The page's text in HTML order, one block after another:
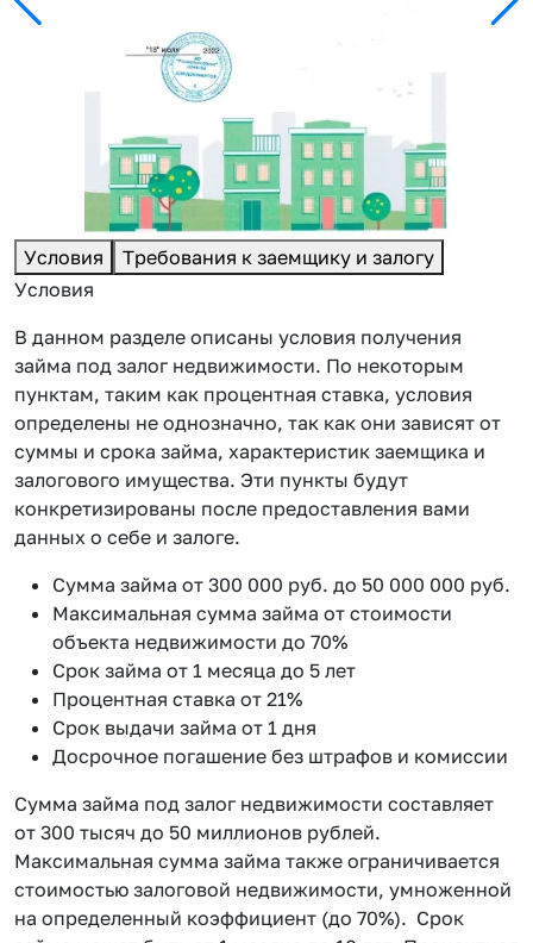
Условия
Требования к заемщику и залогу
Условия
В данном разделе описаны условия получения
займа под залог недвижимости. По некоторым
пунктам, таким как процентная ставка, условия
определены не однозначно, так как они зависят от
суммы и срока займа, характеристик заемщика и
залогового имущества. Эти пункты будут
конкретизированы после предоставления вами
данных о себе и залоге.
Сумма займа от 300 000 руб. до 50 000 000 руб.
Максимальная сумма займа от стоимости
объекта недвижимости до 70%
Срок займа от 1 месяца до 5 лет
Процентная ставка от 21%
Срок выдачи займа от 1 дня
Досрочное погашение без штрафов и комиссии
Сумма займа под залог недвижимости составляет
от 300 тысяч до 50 миллионов рублей.
Максимальная сумма займа также ограничивается
стоимостью залоговой недвижимости, умноженной
на определенный коэффициент (до 70%). Срок